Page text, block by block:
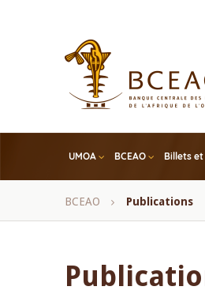
UMOA BCEAO Billets et
Fil
BCEAO Publications